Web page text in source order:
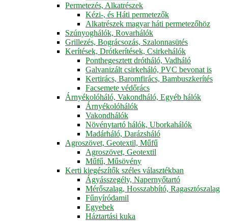
Permetezés, Alkatrészek
Kézi-, és Háti permetezők
Alkatrészek magyar háti permetezőhöz
Szúnyoghálók, Rovarhálók
Grillezés, Bográcsozás, Szalonnasütés
Kerítések, Drótkerítések, Csirkehálók
Ponthegesztett drótháló, Vadháló
Galvanizált csirkeháló, PVC bevonat is
Kertirács, Baromfirács, Bambuszkerítés
Facsemete védőrács
Árnyékolóháló, Vakondháló, Egyéb hálók
Árnyékolóhálók
Vakondhálók
Növénytartó hálók, Uborkahálók
Madárháló, Darázsháló
Agroszövet, Geotextil, Műfű
Agroszövet, Geotextil
Műfű, Műsövény
Kerti kiegészítők széles választékban
Ágyásszegély, Napernyőtartó
Mérőszalag, Hosszabbító, Ragasztószalag
Fűnyíródamil
Egyebek
Háztartási kuka